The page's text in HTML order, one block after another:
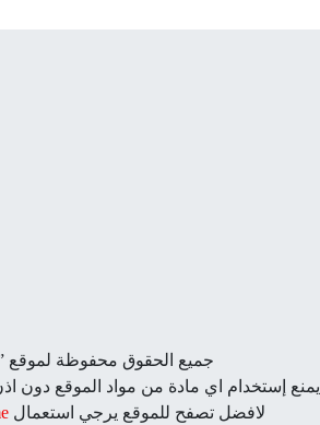
جميع الحقوق محفوظة لموقع
يمنع إستخدام اي مادة من مواد الموقع دون
لافضل تصفح للموقع يرجي استعمال